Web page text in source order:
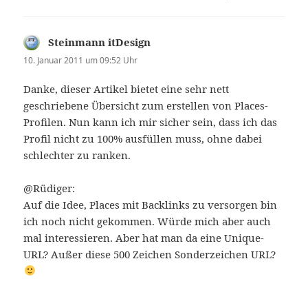
Steinmann itDesign
10. Januar 2011 um 09:52 Uhr
Danke, dieser Artikel bietet eine sehr nett
geschriebene Übersicht zum erstellen von Places-
Profilen. Nun kann ich mir sicher sein, dass ich das
Profil nicht zu 100% ausfüllen muss, ohne dabei
schlechter zu ranken.
@Rüdiger:
Auf die Idee, Places mit Backlinks zu versorgen bin
ich noch nicht gekommen. Würde mich aber auch
mal interessieren. Aber hat man da eine Unique-
URL? Außer diese 500 Zeichen Sonderzeichen URL?